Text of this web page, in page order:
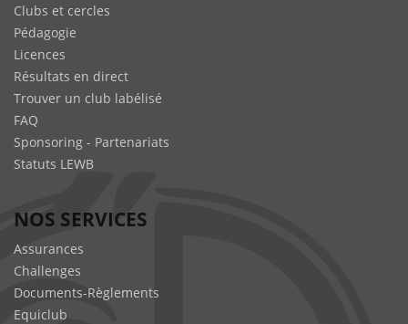
Clubs et cercles
Pédagogie
Licences
Résultats en direct
Trouver un club labélisé
FAQ
Sponsoring - Partenariats
Statuts LEWB
NOS SERVICES
Assurances
Challenges
Documents-Règlements
Equiclub